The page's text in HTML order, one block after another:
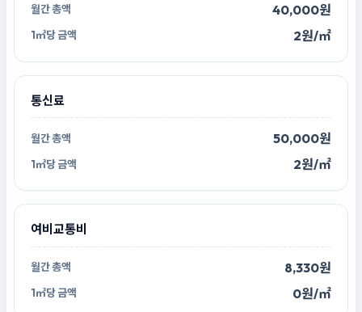
40,000원
2원/㎡
통신료
50,000원
2원/㎡
여비교통비
8,330원
0원/㎡